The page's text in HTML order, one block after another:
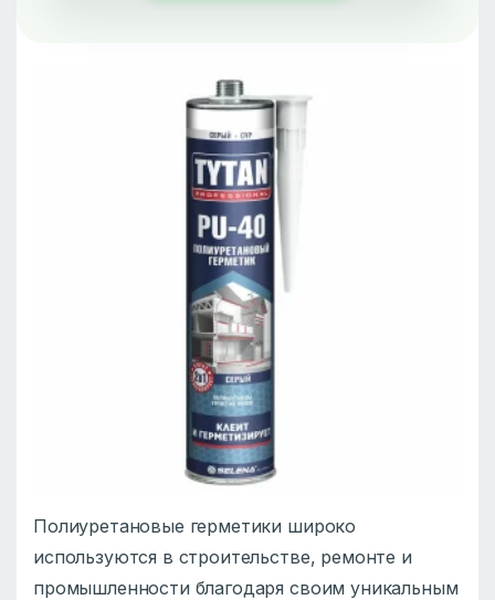
Полиуретановые герметики широко
используются в строительстве, ремонте и
промышленности благодаря своим уникальным